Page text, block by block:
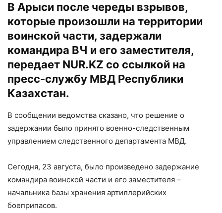
В Арыси после череды взрывов,
которые произошли на территории
воинской части, задержали
командира ВЧ и его заместителя,
передает NUR.KZ со ссылкой на
пресс-службу МВД Республики
Казахстан.
В сообщении ведомства сказано, что решение о
задержании было принято военно-следственным
управлением следственного департамента МВД.
Сегодня, 23 августа, было произведено задержание
командира воинской части и его заместителя –
начальника базы хранения артиллерийских
боеприпасов.